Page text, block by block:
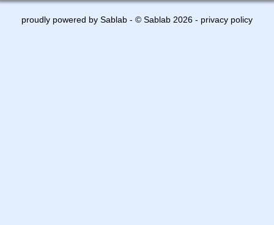
proudly powered by Sablab - © Sablab 2026 - privacy policy